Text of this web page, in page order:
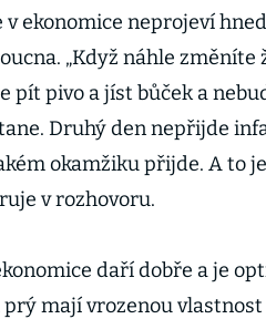
ekonomice neprojeví
„Když náhle změníte
pít pivo a jíst bůček a
Druhý den nepřijde
okamžiku přijde. A to
v rozhovoru.
daří dobře a je
mají vrozenou